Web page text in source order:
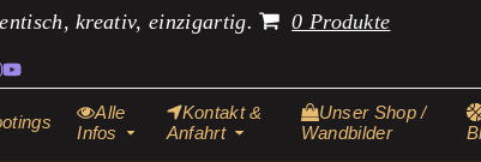
kreativ, einzigartig. 0 Produkte
YouTube
Alle
Infos
Kontakt &
Anfahrt
Unser Shop /
Wandbilder